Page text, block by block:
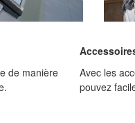
de manière
Avec les
pouvez